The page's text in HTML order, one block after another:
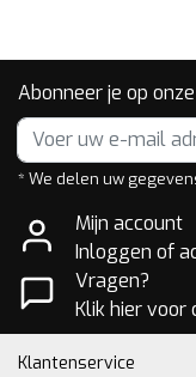
Abonneer je op
* We delen uw
Mijn account
Inloggen of
Vragen?
Klik hier
Klantenservice